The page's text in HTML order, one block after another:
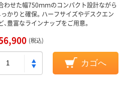
わせた幅750ｍｍのコンパクト設計ながら
っかりと確保。ハーフサイズやデスクエン
、豊富なラインナップをご用意。
(税込)
カゴへ